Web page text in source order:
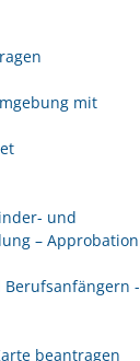
mit
und
– Approbation
-
beantragen